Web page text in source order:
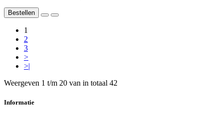
Bestellen
1
2
3
>
>|
Weergeven 1 t/m 20 van in totaal 42
Informatie